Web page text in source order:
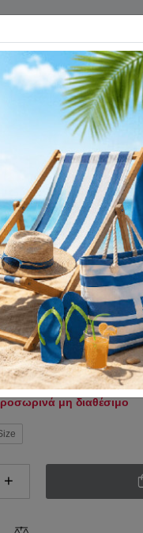
Tennis Αξεσουάρ
Head
(0
3156029RD
μη διαθέσιμο